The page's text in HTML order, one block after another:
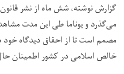
گزارش نوشته، شش ماه از نشر
می‌گذرد و یوناما طی این مدت
مصمم است تا از احقاق دیدگاه
خالص اسلامی در کشور اطمینان